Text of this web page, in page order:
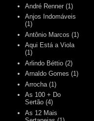
André Renner (1)
Anjos Indomáveis
(1)
Antônio Marcos (1)
Aqui Está a Viola
(1)
Arlindo Béttio (2)
Arnaldo Gomes (1)
Arrocha (1)
As 100 + Do
Sertão (4)
As 12 Mais